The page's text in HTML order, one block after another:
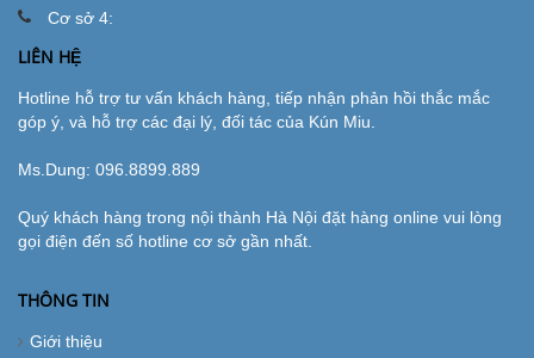
Cơ sở 4:
LIÊN HỆ
Hotline hỗ trợ tư vấn khách hàng, tiếp nhận phản hồi thắc mắc
góp ý, và hỗ trợ các đại lý, đối tác của Kún Miu.
Ms.Dung: 096.8899.889
Quý khách hàng trong nội thành Hà Nội đặt hàng online vui lòng
gọi điện đến số hotline cơ sở gần nhất.
THÔNG TIN
Giới thiệu